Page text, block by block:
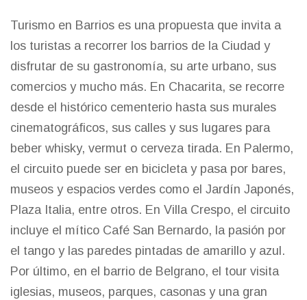
Turismo en Barrios es una propuesta que invita a
los turistas a recorrer los barrios de la Ciudad y
disfrutar de su gastronomía, su arte urbano, sus
comercios y mucho más. En Chacarita, se recorre
desde el histórico cementerio hasta sus murales
cinematográficos, sus calles y sus lugares para
beber whisky, vermut o cerveza tirada. En Palermo,
el circuito puede ser en bicicleta y pasa por bares,
museos y espacios verdes como el Jardín Japonés,
Plaza Italia, entre otros. En Villa Crespo, el circuito
incluye el mítico Café San Bernardo, la pasión por
el tango y las paredes pintadas de amarillo y azul.
Por último, en el barrio de Belgrano, el tour visita
iglesias, museos, parques, casonas y una gran